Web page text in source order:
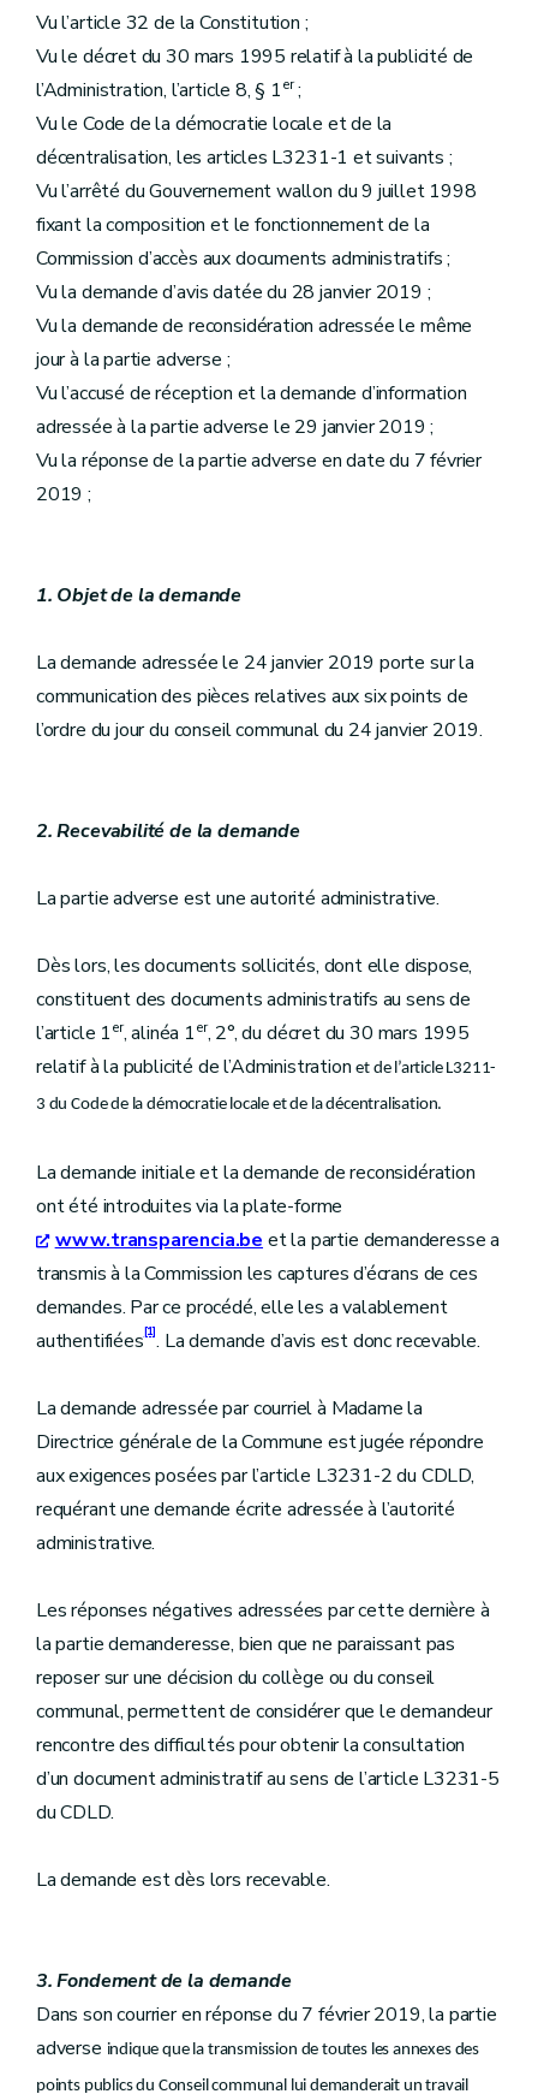
Vu l’article 32 de la Constitution ;
Vu le décret du 30 mars 1995 relatif à la publicité de
l’Administration, l’article 8, § 1er;
Vu le Code de la démocratie locale et de la
décentralisation, les articles L3231-1 et suivants ;
Vu l’arrêté du Gouvernement wallon du 9 juillet 1998
fixant la composition et le fonctionnement de la
Commission d’accès aux documents administratifs ;
Vu la demande d’avis datée du 28 janvier 2019 ;
Vu la demande de reconsidération adressée le même
jour à la partie adverse ;
Vu l’accusé de réception et la demande d’information
adressée à la partie adverse le 29 janvier 2019 ;
Vu la réponse de la partie adverse en date du 7 février
2019 ;
1. Objet de la demande
La demande adressée le 24 janvier 2019 porte sur la
communication des pièces relatives aux six points de
l’ordre du jour du conseil communal du 24 janvier 2019.
2. Recevabilité de la demande
La partie adverse est une autorité administrative.
Dès lors, les documents sollicités, dont elle dispose,
constituent des documents administratifs au sens de
l’article 1er, alinéa 1er, 2°, du décret du 30 mars 1995
relatif à la publicité de l’Administrationet de l’article L3211-
3 du Code de la démocratie locale et de la décentralisation.
La demande initiale et la demande de reconsidération
ont été introduites via la plate-forme
www.transparencia.be et la partie demanderesse a
transmis à la Commission les captures d’écrans de ces
demandes. Par ce procédé, elle les a valablement
authentifiées[1]. La demande d’avis est donc recevable.
La demande adressée par courriel à Madame la
Directrice générale de la Commune est jugée répondre
aux exigences posées par l’article L3231-2 du CDLD,
requérant une demande écrite adressée à l’autorité
administrative.
Les réponses négatives adressées par cette dernière à
la partie demanderesse, bien que ne paraissant pas
reposer sur une décision du collège ou du conseil
communal, permettent de considérer que le demandeur
rencontre des difficultés pour obtenir la consultation
d’un document administratif au sens de l’article L3231-5
du CDLD.
La demande est dès lors recevable.
3. Fondement de la demande
Dans son courrier en réponse du 7 février 2019, la partie
adverse indique que la transmission de toutes les annexes des
points publics du Conseil communal lui demanderait un travail